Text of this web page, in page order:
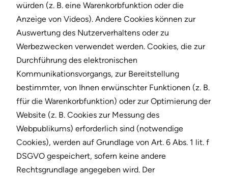
würden (z. B. eine Warenkorbfunktion oder die
Anzeige von Videos). Andere Cookies können zur
Auswertung des Nutzerverhaltens oder zu
Werbezwecken verwendet werden. Cookies, die zur
Durchführung des elektronischen
Kommunikationsvorgangs, zur Bereitstellung
bestimmter, von Ihnen erwünschter Funktionen (z. B.
ffür die Warenkorbfunktion) oder zur Optimierung der
Website (z. B. Cookies zur Messung des
Webpublikums) erforderlich sind (notwendige
Cookies), werden auf Grundlage von Art. 6 Abs. 1 lit. f
DSGVO gespeichert, sofern keine andere
Rechtsgrundlage angegeben wird. Der